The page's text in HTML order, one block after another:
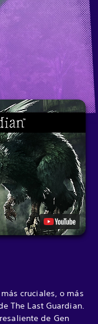
cruciales, o más
The Last Guardian.
de Gen